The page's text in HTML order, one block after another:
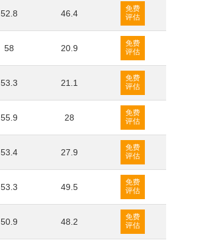
52.8 46.4
免费
评估
58 20.9
免费
评估
53.3 21.1
免费
评估
55.9 28
免费
评估
53.4 27.9
免费
评估
53.3 49.5
免费
评估
50.9 48.2
免费
评估